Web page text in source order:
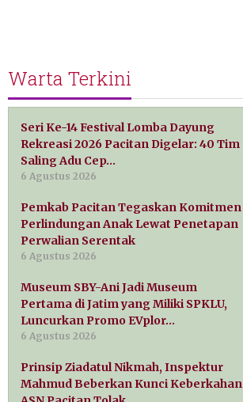
Warta Terkini
Seri Ke-14 Festival Lomba Dayung
Rekreasi 2026 Pacitan Digelar: 40 Tim
Saling Adu Cep…
6 Agustus 2026
Pemkab Pacitan Tegaskan Komitmen
Perlindungan Anak Lewat Penetapan
Perwalian Serentak
6 Agustus 2026
Museum SBY-Ani Jadi Museum
Pertama di Jatim yang Miliki SPKLU,
Luncurkan Promo EVplor…
6 Agustus 2026
Prinsip Ziadatul Nikmah, Inspektur
Mahmud Beberkan Kunci Keberkahan